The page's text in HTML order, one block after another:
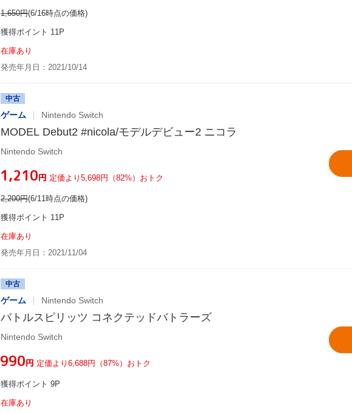
1,650円(6/16時点の価格)
獲得ポイント 11P
在庫あり
発売年月日：2021/10/14
中古
ゲーム Nintendo Switch
MODEL Debut2 #nicola/モデルデビュー2 ニコラ
Nintendo Switch
¥1,210円 定価より5,698円（82%）おトク
2,200円(6/11時点の価格)
獲得ポイント 11P
在庫あり
発売年月日：2021/11/04
中古
ゲーム Nintendo Switch
バトルスピリッツ コネクテッドバトラーズ
Nintendo Switch
¥990円 定価より6,688円（87%）おトク
獲得ポイント 9P
在庫あり